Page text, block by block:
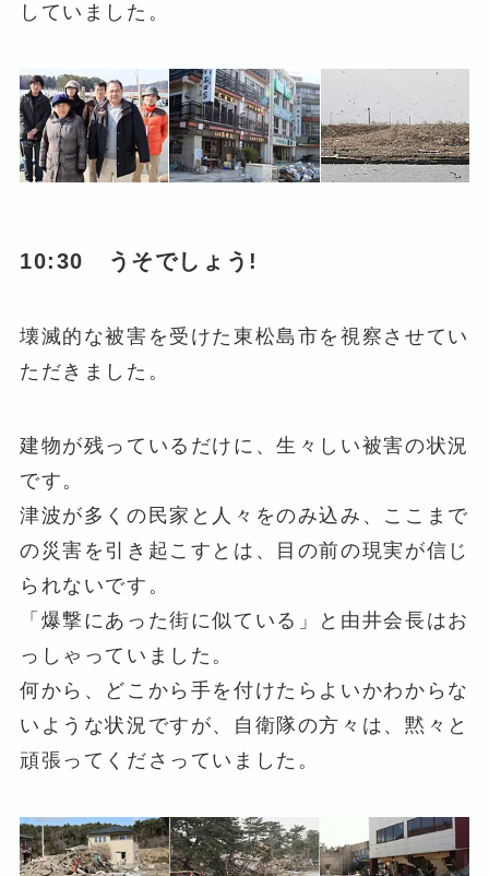
していました。
10:30 うそでしょう!
壊滅的な被害を受けた東松島市を視察させてい
ただきました。
建物が残っているだけに、生々しい被害の状況
です。
津波が多くの民家と人々をのみ込み、ここまで
の災害を引き起こすとは、目の前の現実が信じ
られないです。
「爆撃にあった街に似ている」と由井会長はお
っしゃっていました。
何から、どこから手を付けたらよいかわからな
いような状況ですが、自衛隊の方々は、黙々と
頑張ってくださっていました。